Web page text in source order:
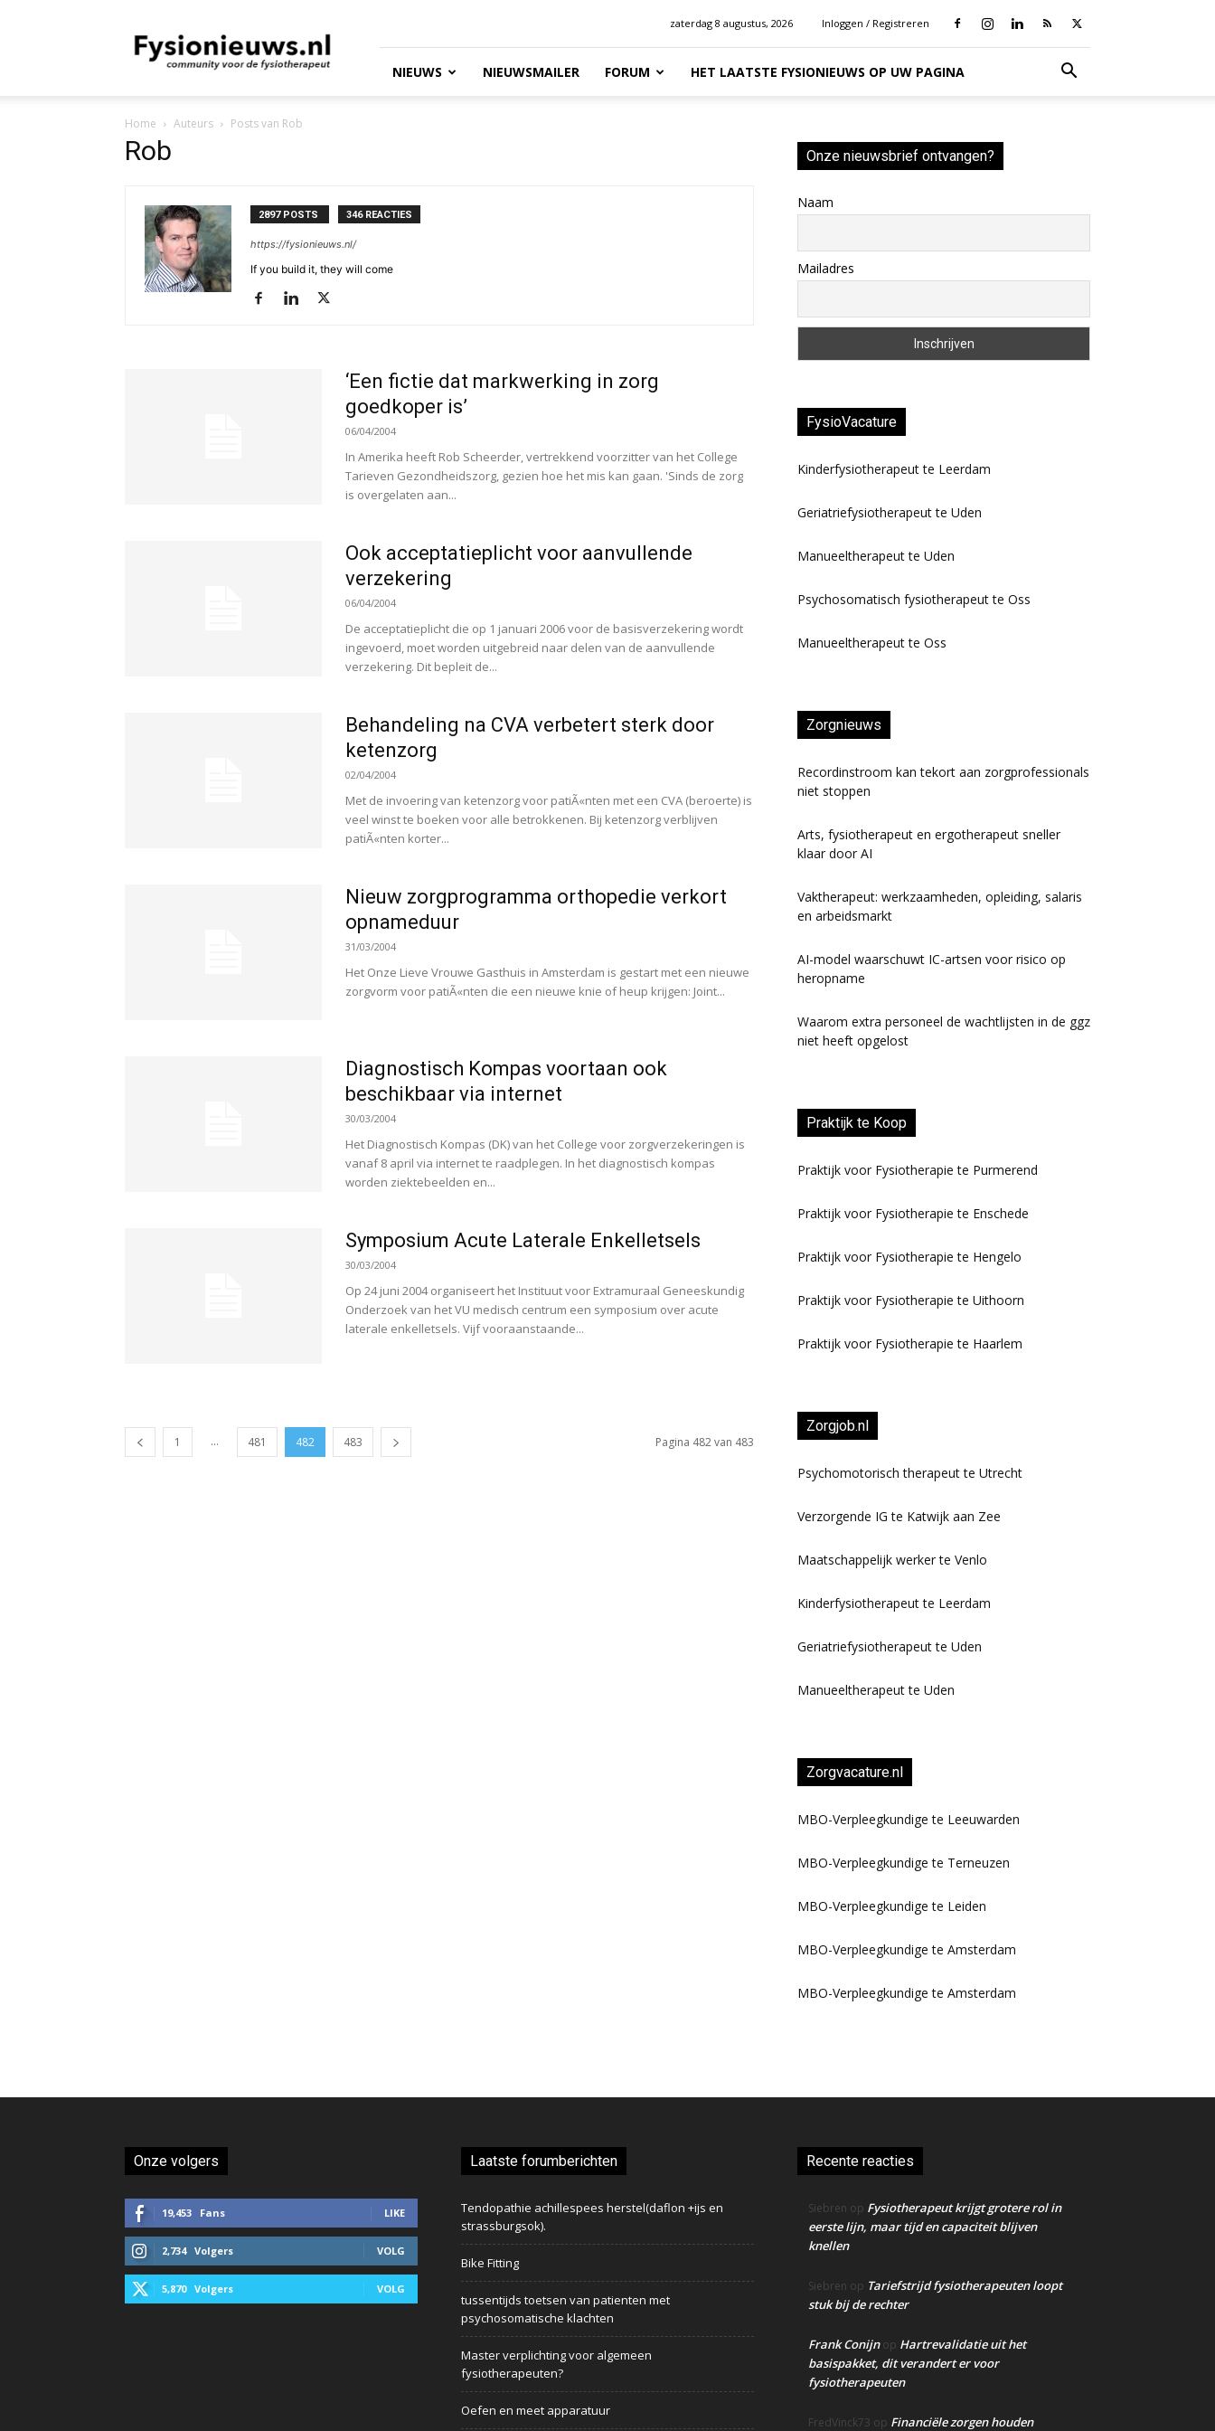
zaterdag 8 augustus, 2026 Inloggen / Registreren
NIEUWS NIEUWSMAILER FORUM HET LAATSTE FYSIONIEUWS OP UW PAGINA
Home Auteurs Posts van Rob
Rob
2897 POSTS 346 REACTIES
https://fysionieuws.nl/
If you build it, they will come
‘Een fictie dat markwerking in zorg
goedkoper is’
06/04/2004
In Amerika heeft Rob Scheerder, vertrekkend voorzitter van het College
Tarieven Gezondheidszorg, gezien hoe het mis kan gaan. 'Sinds de zorg
is overgelaten aan...
Ook acceptatieplicht voor aanvullende
verzekering
06/04/2004
De acceptatieplicht die op 1 januari 2006 voor de basisverzekering wordt
ingevoerd, moet worden uitgebreid naar delen van de aanvullende
verzekering. Dit bepleit de...
Behandeling na CVA verbetert sterk door
ketenzorg
02/04/2004
Met de invoering van ketenzorg voor patiÃ«nten met een CVA (beroerte) is
veel winst te boeken voor alle betrokkenen. Bij ketenzorg verblijven
patiÃ«nten korter...
Nieuw zorgprogramma orthopedie verkort
opnameduur
31/03/2004
Het Onze Lieve Vrouwe Gasthuis in Amsterdam is gestart met een nieuwe
zorgvorm voor patiÃ«nten die een nieuwe knie of heup krijgen: Joint...
Diagnostisch Kompas voortaan ook
beschikbaar via internet
30/03/2004
Het Diagnostisch Kompas (DK) van het College voor zorgverzekeringen is
vanaf 8 april via internet te raadplegen. In het diagnostisch kompas
worden ziektebeelden en...
Symposium Acute Laterale Enkelletsels
30/03/2004
Op 24 juni 2004 organiseert het Instituut voor Extramuraal Geneeskundig
Onderzoek van het VU medisch centrum een symposium over acute
laterale enkelletsels. Vijf vooraanstaande...
1 ... 481 482 483 Pagina 482 van 483
Onze nieuwsbrief ontvangen?
Naam
Mailadres
FysioVacature
Kinderfysiotherapeut te Leerdam
Geriatriefysiotherapeut te Uden
Manueeltherapeut te Uden
Psychosomatisch fysiotherapeut te Oss
Manueeltherapeut te Oss
Zorgnieuws
Recordinstroom kan tekort aan zorgprofessionals
niet stoppen
Arts, fysiotherapeut en ergotherapeut sneller
klaar door AI
Vaktherapeut: werkzaamheden, opleiding, salaris
en arbeidsmarkt
AI-model waarschuwt IC-artsen voor risico op
heropname
Waarom extra personeel de wachtlijsten in de ggz
niet heeft opgelost
Praktijk te Koop
Praktijk voor Fysiotherapie te Purmerend
Praktijk voor Fysiotherapie te Enschede
Praktijk voor Fysiotherapie te Hengelo
Praktijk voor Fysiotherapie te Uithoorn
Praktijk voor Fysiotherapie te Haarlem
Zorgjob.nl
Psychomotorisch therapeut te Utrecht
Verzorgende IG te Katwijk aan Zee
Maatschappelijk werker te Venlo
Kinderfysiotherapeut te Leerdam
Geriatriefysiotherapeut te Uden
Manueeltherapeut te Uden
Zorgvacature.nl
MBO-Verpleegkundige te Leeuwarden
MBO-Verpleegkundige te Terneuzen
MBO-Verpleegkundige te Leiden
MBO-Verpleegkundige te Amsterdam
MBO-Verpleegkundige te Amsterdam
Onze volgers
19,453 Fans LIKE
2,734 Volgers VOLG
5,870 Volgers VOLG
Laatste forumberichten
Tendopathie achillespees herstel(daflon +ijs en
strassburgsok).
Bike Fitting
tussentijds toetsen van patienten met
psychosomatische klachten
Master verplichting voor algemeen
fysiotherapeuten?
Oefen en meet apparatuur
Recente reacties
Siebren op Fysiotherapeut krijgt grotere rol in
eerste lijn, maar tijd en capaciteit blijven
knellen
Siebren op Tariefstrijd fysiotherapeuten loopt
stuk bij de rechter
Frank Conijnop Hartrevalidatie uit het
basispakket, dit verandert er voor
fysiotherapeuten
FredVinck73 op Financiële zorgen houden